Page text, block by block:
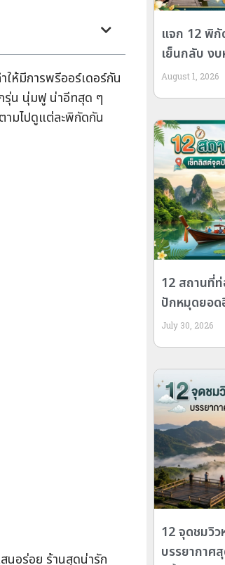
ห้มีการพรีออร์เดอร์กัน
รุ่น นุ่มฟู น่าอีทสุด ๆ
ามไปดูแต่ละพิกัดกัน
นอร่อย ร้านสุดน่ารัก
แจก 12 พิกั
เย็นกลับ ง
August 1, 2026
12 สถานที่
ปักหมุดยอด
July 30, 2026
12 จุดชมวิ
บรรยากาศ